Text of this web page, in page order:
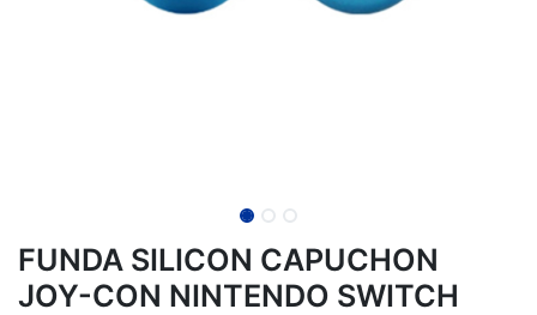
FUNDA SILICON CAPUCHON
JOY-CON NINTENDO SWITCH